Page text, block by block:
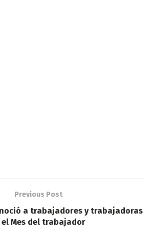
Previous Post
a trabajadores y trabajadoras
el Mes del trabajador